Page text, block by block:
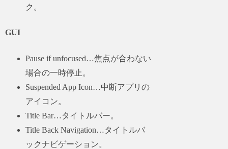
ク。
GUI
Pause if unfocused…焦点が合わない
場合の一時停止。
Suspended App Icon…中断アプリの
アイコン。
Title Bar…タイトルバー。
Title Back Navigation…タイトルバ
ックナビゲーション。